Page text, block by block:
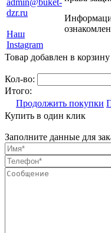
admin@buket-
dzr.ru
Наш
Instagram
Товар добавлен в корзину
Кол-во:
Итого:
Продолжить покупки
Купить в один клик
Заполните данные для